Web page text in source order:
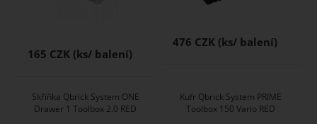
165 CZK
476 CZK
Skříňka Qbrick System ONE
Drawer 1 Toolbox 2.0 RED
Kufr Qbrick System PRIME
Toolbox 150 Vario RED